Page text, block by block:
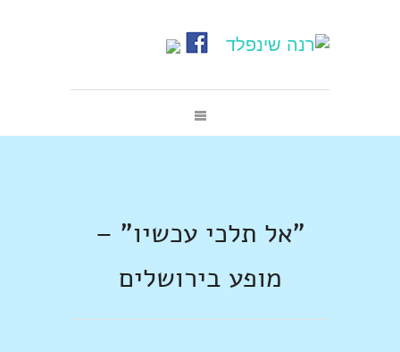
"אל תלכי עכשיו" –
מופע בירושלים